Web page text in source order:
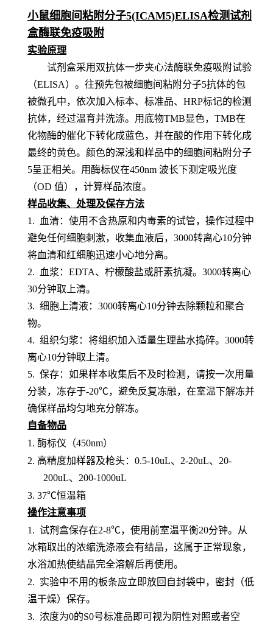
小鼠细胞间粘附分子5(ICAM5)ELISA检测试剂
盒酶联免疫吸附
实验原理
试剂盒采用双抗体一步夹心法酶联免疫吸附试验
（ELISA）。 往预先包被细胞间粘附分子5抗体的包
被微孔中，依次加入标本、标准品、 HRP标记的检测
抗体，经过温育并洗涤。用底物TMB显色，TMB在
化物酶的催化下转化成蓝色，并在酸的作用下转化成
最终的黄色。颜色的深浅和样品中的细胞间粘附分子
5呈正相关。用酶标仪在450nm 波长下测定吸光度
（OD 值），计算样品浓度。
样品收集、处理及保存方法
1. 血清：使用不含热原和内毒素的试管，操作过程中
避免任何细胞刺激，收集血液后，3000转离心10分钟
将血清和红细胞迅速小心地分离。
2. 血浆：EDTA、柠檬酸盐或肝素抗凝。3000转离心
30分钟取上清。
3. 细胞上清液：3000转离心10分钟去除颗粒和聚合
物。
4. 组织匀浆：将组织加入适量生理盐水捣碎。3000转
离心10分钟取上清。
5. 保存：如果样本收集后不及时检测，请按一次用量
分装，冻存于-20℃，避免反复冻融，在室温下解冻并
确保样品均匀地充分解冻。
自备物品
1. 酶标仪（450nm）
2. 高精度加样器及枪头： 0.5-10uL、2-20uL、20-
200uL、200-1000uL
3. 37℃恒温箱
操作注意事项
1. 试剂盒保存在2-8℃，使用前室温平衡20分钟。从
冰箱取出的浓缩洗涤液会有结晶，这属于正常现象，
水浴加热使结晶完全溶解后再使用。
2. 实验中不用的板条应立即放回自封袋中，密封（低
温干燥）保存。
3. 浓度为0的S0号标准品即可视为阴性对照或者空